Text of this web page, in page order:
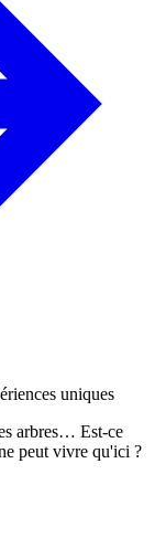
uniques
arbres… Est-ce
peut vivre qu'ici ?